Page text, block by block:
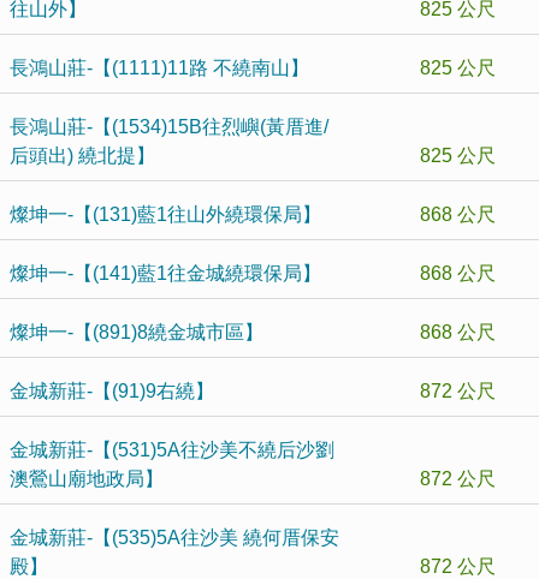
往山外】
825 公尺
長鴻山莊-【(1111)11路 不繞南山】 825 公尺
長鴻山莊-【(1534)15B往烈嶼(黃厝進/
后頭出) 繞北提】
825 公尺
燦坤一-【(131)藍1往山外繞環保局】 868 公尺
燦坤一-【(141)藍1往金城繞環保局】 868 公尺
燦坤一-【(891)8繞金城市區】 868 公尺
金城新莊-【(91)9右繞】 872 公尺
金城新莊-【(531)5A往沙美不繞后沙劉
澳鶯山廟地政局】
872 公尺
金城新莊-【(535)5A往沙美 繞何厝保安
殿】
872 公尺